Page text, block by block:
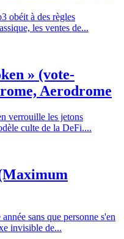
obéit à des règles
les ventes de...
» (vote-
Aerodrome
verrouille les jetons
culte de la DeFi....
sans que personne s'en
invisible de...